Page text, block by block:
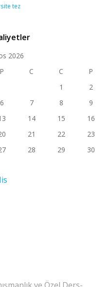
tez
2026
P C C
P
1
2
6 7 8
9
14 15
16
21 22
23
28 29
30
ve Özel Ders-